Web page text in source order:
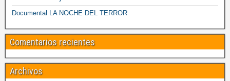
Documental LA NOCHE DEL TERROR
Comentarios recientes
Archivos